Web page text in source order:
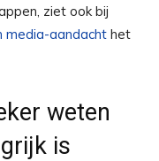
ziet ook bij
media-aandacht het
weten
is